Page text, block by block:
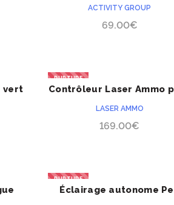
ACTIVITY GROUP
69.00€
vert
RUPTURE
ACHETER
Contrôleur Laser Ammo
LASER AMMO
169.00€
RUPTURE
ACHETER
Éclairage autonome